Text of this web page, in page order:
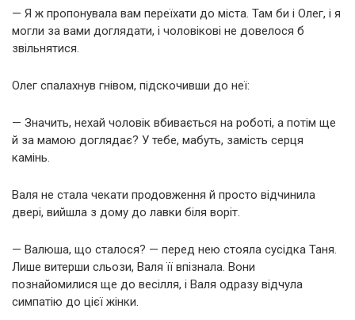
— Я ж пропонувала вам переїхати до міста. Там би і Олег, і я
могли за вами доглядати, і чоловікові не довелося б
звільнятися.
Олег спалахнув гнівом, підскочивши до неї:
— Значить, нехай чоловік вбивається на роботі, а потім ще
й за мамою доглядає? У тебе, мабуть, замість серця
камінь.
Валя не стала чекати продовження й просто відчинила
двері, вийшла з дому до лавки біля воріт.
— Валюша, що сталося? — перед нею стояла сусідка Таня.
Лише витерши сльози, Валя її впізнала. Вони
познайомилися ще до весілля, і Валя одразу відчула
симпатію до цієї жінки.